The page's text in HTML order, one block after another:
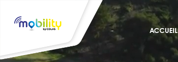
ACCUEIL